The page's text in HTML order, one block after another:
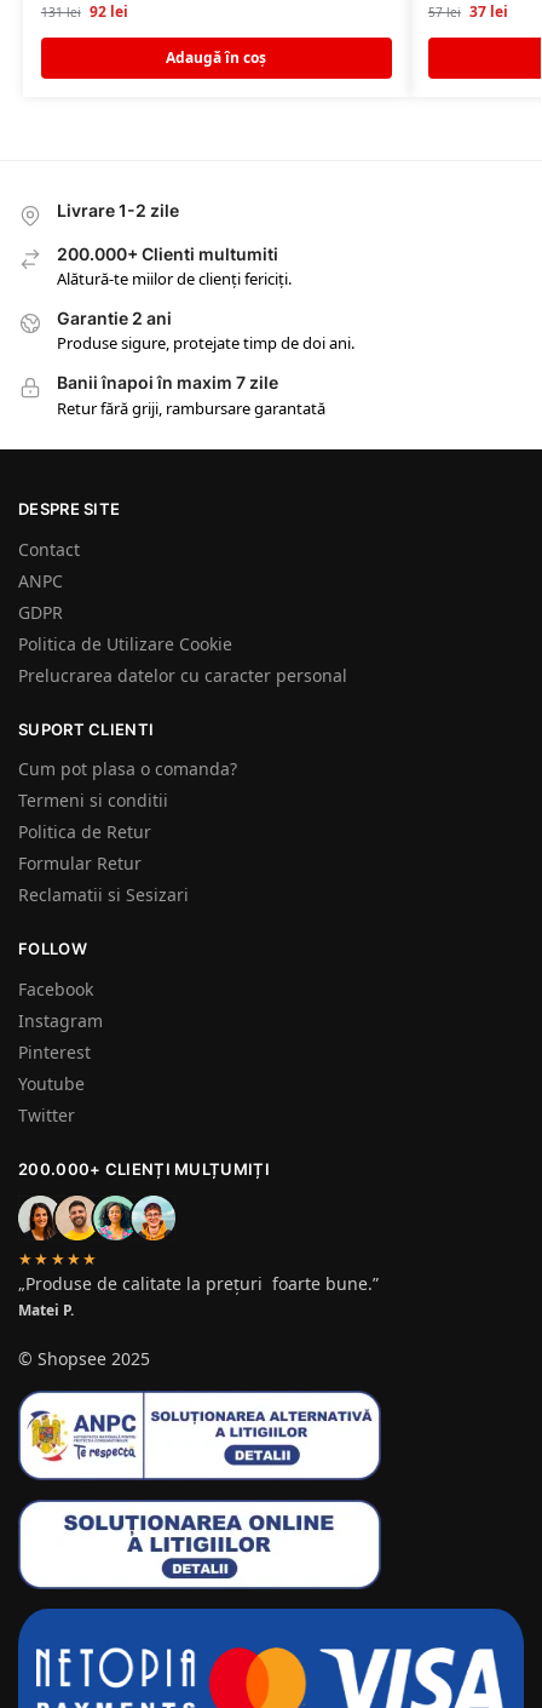
131lei 92 lei
Adaugă în coș
57lei 37 lei
Livrare 1-2 zile
200.000+ Clienti multumiti
Alătură-te miilor de clienți fericiți.
Garantie 2 ani
Produse sigure, protejate timp de doi ani.
Banii înapoi în maxim 7 zile
Retur fără griji, rambursare garantată
DESPRE SITE
Contact
ANPC
GDPR
Politica de Utilizare Cookie
Prelucrarea datelor cu caracter personal
SUPORT CLIENTI
Cum pot plasa o comanda?
Termeni si conditii
Politica de Retur
Formular Retur
Reclamatii si Sesizari
FOLLOW
Facebook
Instagram
Pinterest
Youtube
Twitter
200.000+ CLIENȚI MULȚUMIȚI
★★★★★
„Produse de calitate la prețuri foarte bune.”
Matei P.
© Shopsee 2025